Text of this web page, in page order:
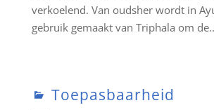
verkoelend. Van oudsher wordt in
gebruik gemaakt van Triphala om
Toepasbaarheid